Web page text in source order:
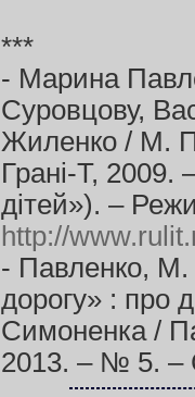
***
- Марина
Суровцову,
Жиленко / М.
Грані-Т, 2009.
дітей»). –
http://
- Павленко,
дорогу» : про
Симоненка /
2013. – № 5. –